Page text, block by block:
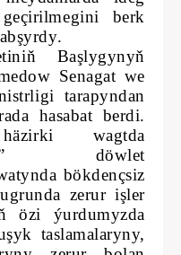
berk
Başlygynyň
Senagat we
tarapyndan
hasabat berdi.
wagtda
döwlet
bökdençsiz
zerur işler
özi ýurdumyzda
taslamalaryny,